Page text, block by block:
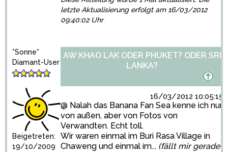
letzte Aktualisierung erfolgt am 16/03/2012
09:40:02 Uhr
*Sonne*
Diamant-User
Beigetreten:
19/10/2009
AW:KHAO LAK ODER PHUKET? ODER SRI
LANKA?
16/03/2012 10:05:15
@ Nalah das Banana Fan Sea kenne ich nur
von außen, aber von Fotos von
Verwandten. Echt toll.
Wir waren einmal im Buri Rasa Village in
Chaweng und einmal im... (fällt mir gerade